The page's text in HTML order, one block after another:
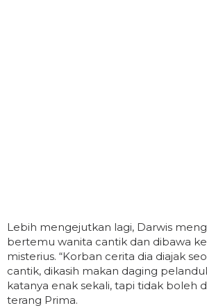
Lebih mengejutkan lagi, Darwis
bertemu wanita cantik dan dibawa
misterius. “Korban cerita dia diajak
cantik, dikasih makan daging
katanya enak sekali, tapi tidak boleh
terang Prima.